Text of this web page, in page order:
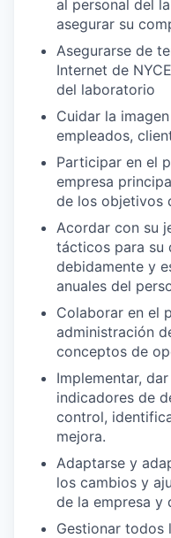
al personal del
asegurar su
Asegurarse de
Internet de
del laboratorio
Cuidar la
empleados,
Participar en el
empresa
de los objetivos
Acordar con su
tácticos para su
debidamente y
anuales del
Colaborar en el
administración
conceptos de
Implementar,
indicadores de
control,
mejora.
Adaptarse y
los cambios y
de la empresa y
Gestionar todos